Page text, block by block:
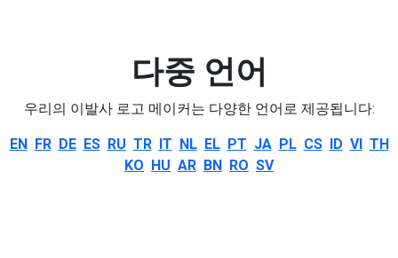
다중 언어
우리의 이발사 로고 메이커는 다양한 언어로 제공됩니다:
EN FR DE ES RU TR IT NL EL PT JA PL CS ID VI TH
KO HU AR BN RO SV